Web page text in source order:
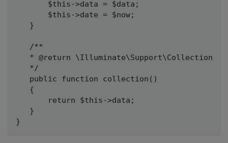
       $this->data = $data;
       $this->date = $now;
   }
   /**
   * @return \Illuminate\Support\Collection
   */
   public function collection()
   {
       return $this->data;
   }